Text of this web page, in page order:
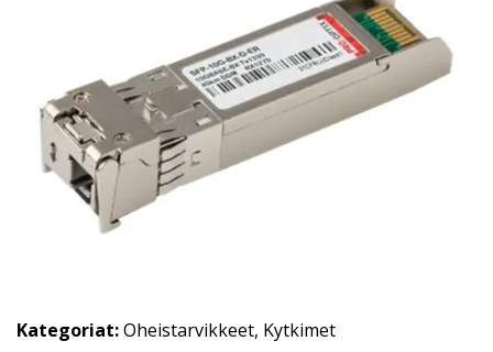
Kategoriat:Oheistarvikkeet, Kytkimet